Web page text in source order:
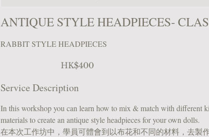
ANTIQUE STYLE HEADPIECES-
RABBIT STYLE HEADPIECES
HK$400
Service Description
In this workshop you can learn how to mix & match with different
materials to create an antique style headpieces for your own dolls.
在本次工作坊中，學員可體會到以布花和不同的材料，去製